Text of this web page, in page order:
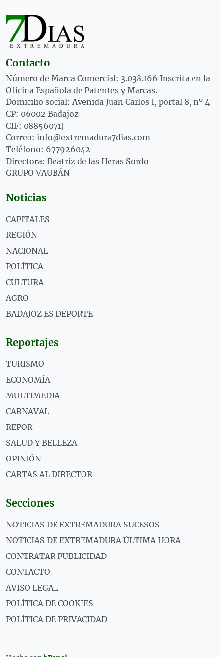
Contacto
Número de Marca Comercial: 3.038.166 Inscrita en la
Oficina Española de Patentes y Marcas.
Domicilio social: Avenida Juan Carlos I, portal 8, nº 4
CP: 06002 Badajoz
CIF: 08856071J
Correo: info@extremadura7dias.com
Teléfono: 677926042
Directora: Beatriz de las Heras Sordo
GRUPO VAUBÁN
Noticias
CAPITALES
REGIÓN
NACIONAL
POLÍTICA
CULTURA
AGRO
BADAJOZ ES DEPORTE
Reportajes
TURISMO
ECONOMÍA
MULTIMEDIA
CARNAVAL
REPOR
SALUD Y BELLEZA
OPINIÓN
CARTAS AL DIRECTOR
Secciones
NOTICIAS DE EXTREMADURA SUCESOS
NOTICIAS DE EXTREMADURA ÚLTIMA HORA
CONTRATAR PUBLICIDAD
CONTACTO
AVISO LEGAL
POLÍTICA DE COOKIES
POLÍTICA DE PRIVACIDAD